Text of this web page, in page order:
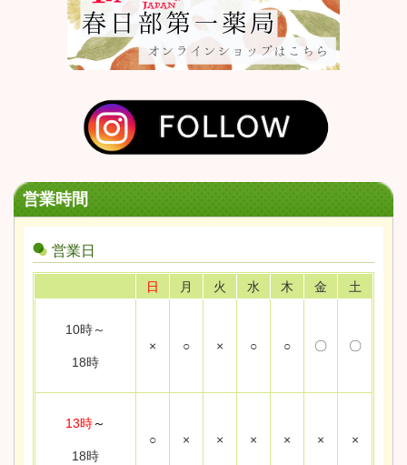
営業時間
営業日
日 月 火 水 木 金 土
10時～
18時
× ○ × ○ ○ 〇 〇
13時～
18時
○ × × × × × ×